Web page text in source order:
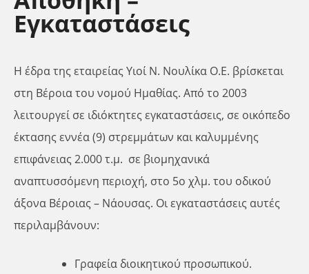
Εγκαταστάσεις
Η έδρα της εταιρείας Υιοί Ν. Νουλίκα Ο.Ε. βρίσκεται
στη Βέροια του νομού Ημαθίας. Από το 2003
λειτουργεί σε ιδιόκτητες εγκαταστάσεις, σε οικόπεδο
έκτασης εννέα (9) στρεμμάτων και καλυμμένης
επιφάνειας 2.000 τ.μ. σε βιομηχανικά
αναπτυσσόμενη περιοχή, στο 5ο χλμ. του οδικού
άξονα Βέροιας – Νάουσας. Οι εγκαταστάσεις αυτές
περιλαμβάνουν:
Γραφεία διοικητικού προσωπικού.